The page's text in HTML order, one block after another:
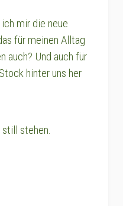
mir die neue
für meinen Alltag
auch? Und auch für
hinter uns her
stehen.